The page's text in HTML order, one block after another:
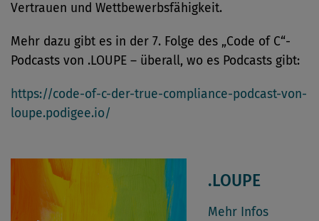
Vertrauen und Wettbewerbsfähigkeit.
Mehr dazu gibt es in der 7. Folge des „Code of C“-
Podcasts von .LOUPE – überall, wo es Podcasts gibt:
https://code-of-c-der-true-compliance-podcast-von-
loupe.podigee.io/
.LOUPE
Mehr Infos